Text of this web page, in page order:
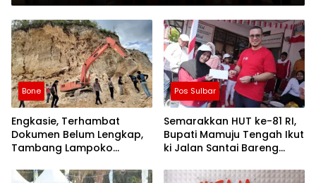
Bone
Engkasie, Terhambat
Dokumen Belum Lengkap,
Tambang Lampoko
Tidak Operasional
Pos Sulbar
Semarakkan HUT ke-81 RI,
Bupati Mamuju Tengah Ikut
ki Jalan Santai Bareng